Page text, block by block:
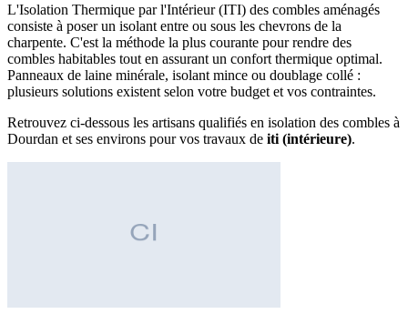
L'Isolation Thermique par l'Intérieur (ITI) des combles aménagés
consiste à poser un isolant entre ou sous les chevrons de la
charpente. C'est la méthode la plus courante pour rendre des
combles habitables tout en assurant un confort thermique optimal.
Panneaux de laine minérale, isolant mince ou doublage collé :
plusieurs solutions existent selon votre budget et vos contraintes.
Retrouvez ci-dessous les artisans qualifiés en isolation des combles à
Dourdan et ses environs pour vos travaux de iti (intérieure).